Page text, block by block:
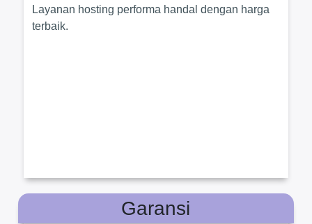
Layanan hosting performa handal dengan harga
terbaik.
Garansi